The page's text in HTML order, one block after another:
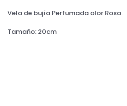
Vela de bujía Perfumada olor Rosa.
Tamaño: 20cm